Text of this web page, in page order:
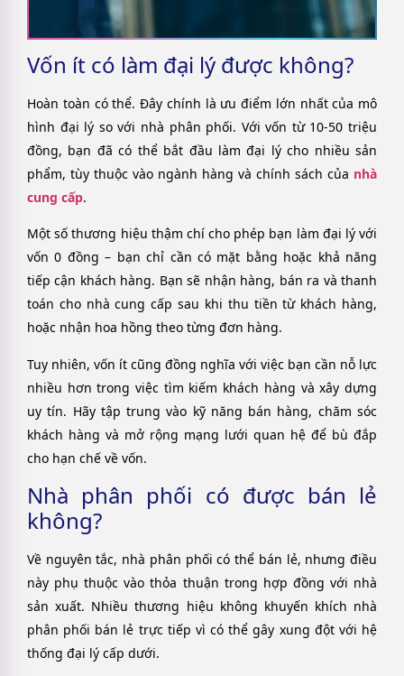
Vốn ít có làm đại lý được không?
Hoàn toàn có thể. Đây chính là ưu điểm lớn nhất của mô
hình đại lý so với nhà phân phối. Với vốn từ 10-50 triệu
đồng, bạn đã có thể bắt đầu làm đại lý cho nhiều sản
phẩm, tùy thuộc vào ngành hàng và chính sách của nhà
cung cấp.
Một số thương hiệu thậm chí cho phép bạn làm đại lý với
vốn 0 đồng – bạn chỉ cần có mặt bằng hoặc khả năng
tiếp cận khách hàng. Bạn sẽ nhận hàng, bán ra và thanh
toán cho nhà cung cấp sau khi thu tiền từ khách hàng,
hoặc nhận hoa hồng theo từng đơn hàng.
Tuy nhiên, vốn ít cũng đồng nghĩa với việc bạn cần nỗ lực
nhiều hơn trong việc tìm kiếm khách hàng và xây dựng
uy tín. Hãy tập trung vào kỹ năng bán hàng, chăm sóc
khách hàng và mở rộng mạng lưới quan hệ để bù đắp
cho hạn chế về vốn.
Nhà phân phối có được bán lẻ
không?
Về nguyên tắc, nhà phân phối có thể bán lẻ, nhưng điều
này phụ thuộc vào thỏa thuận trong hợp đồng với nhà
sản xuất. Nhiều thương hiệu không khuyến khích nhà
phân phối bán lẻ trực tiếp vì có thể gây xung đột với hệ
thống đại lý cấp dưới.